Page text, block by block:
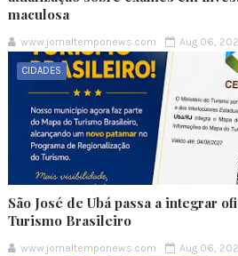
maculosa
www.jornaltemponews.com Aug 06,
CIDADES
São José de Ubá passa a integrar
Turismo Brasileiro
www.jornaltemponews.com Aug 06,